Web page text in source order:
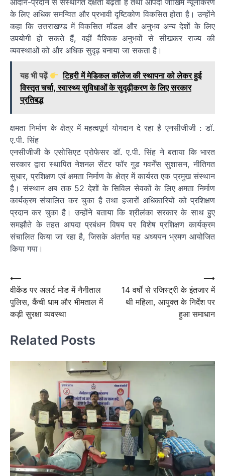
आदान-प्रदान से संस्थागत दक्षता बढ़ती है तथा आपदा जोखिम न्यूनीकरण
के लिए अधिक समन्वित और प्रभावी दृष्टिकोण विकसित होता है। उन्होंने
कहा कि उत्तराखण्ड में विकसित मॉडल और अनुभव अन्य देशों के लिए
उपयोगी हो सकते हैं, वहीं वैश्विक अनुभवों से सीखकर राज्य की
व्यवस्थाओं को और अधिक सुदृढ़ बनाया जा सकता है।
यह भी पढ़ें
टिहरी में मेडिकल कॉलेज की स्थापना को लेकर हुई
विस्तृत चर्चा, स्वास्थ्य सुविधाओं के सुदृढ़ीकरण के लिए सरकार
प्रतिबद्ध
क्षमता निर्माण के क्षेत्र में महत्वपूर्ण योगदान दे रहा है एनसीजीजी : डॉ.
ए.पी. सिंह
एनसीजीजी के एसोसिएट प्रोफेसर डॉ. ए.पी. सिंह ने बताया कि भारत
सरकार द्वारा स्थापित नेशनल सेंटर फॉर गुड गवर्नेंस सुशासन, नीतिगत
सुधार, प्रशिक्षण एवं क्षमता निर्माण के क्षेत्र में कार्यरत एक प्रमुख संस्थान
है। संस्थान अब तक 52 देशों के सिविल सेवकों के लिए क्षमता निर्माण
कार्यक्रम संचालित कर चुका है तथा हजारों अधिकारियों को प्रशिक्षण
प्रदान कर चुका है। उन्होंने बताया कि श्रीलंका सरकार के साथ हुए
समझौते के तहत आपदा प्रबंधन विषय पर विशेष प्रशिक्षण कार्यक्रम
संचालित किया जा रहा है, जिसके अंतर्गत यह अध्ययन भ्रमण आयोजित
किया गया।
Post
navigation
⟵
वीकेंड पर अलर्ट मोड में नैनीताल
पुलिस, कैंची धाम और भीमताल में
कड़ी सुरक्षा व्यवस्था
14 वर्षों से रजिस्ट्री के इंतजार में
थी महिला, आयुक्त के निर्देश पर
हुआ समाधान
⟶
Related Posts